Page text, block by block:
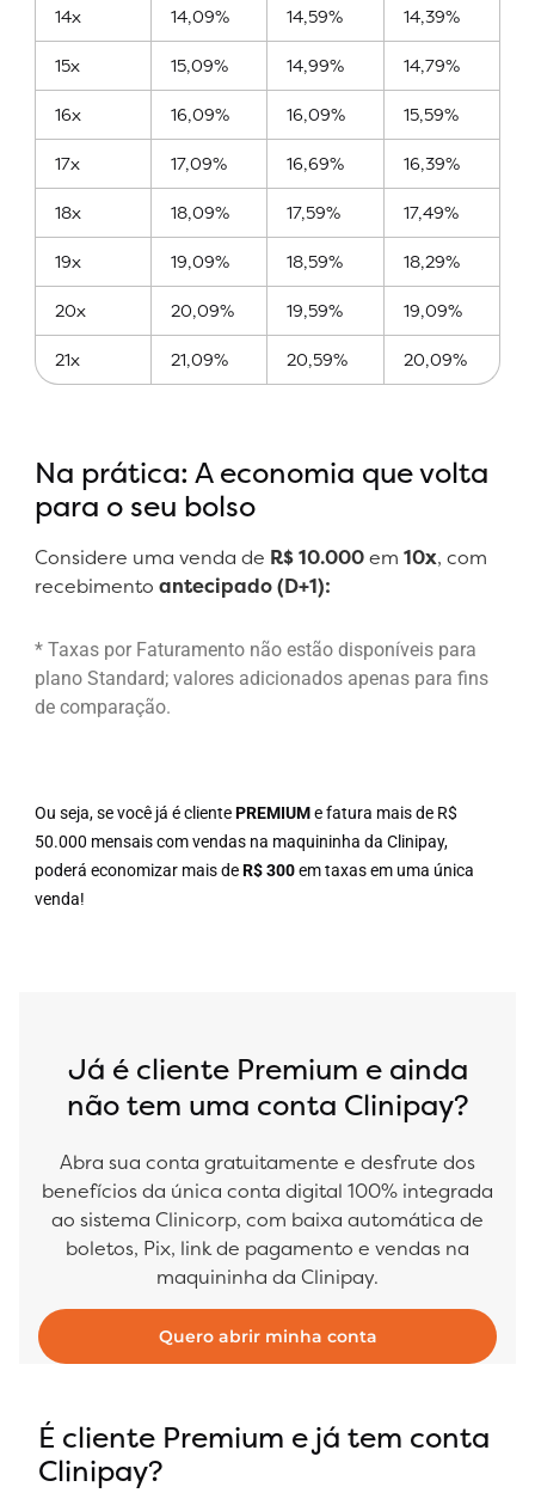
14x 14,09% 14,59% 14,39%
15x 15,09% 14,99% 14,79%
16x 16,09% 16,09% 15,59%
17x 17,09% 16,69% 16,39%
18x 18,09% 17,59% 17,49%
19x 19,09% 18,59% 18,29%
20x 20,09% 19,59% 19,09%
21x 21,09% 20,59% 20,09%
Na prática: A economia que volta
para o seu bolso
Considere uma venda de R$ 10.000em 10x, com
recebimento antecipado (D+1):
* Taxas por Faturamento não estão disponíveis para
plano Standard; valores adicionados apenas para fins
de comparação.
Ou seja, se você já é clientePREMIUMe fatura mais de R$
50.000 mensais com vendas na maquininha da Clinipay,
poderá economizar mais deR$ 300em taxas em uma única
venda!
Já é cliente Premium e ainda
não tem uma conta Clinipay?
Abra sua conta gratuitamente e desfrute dos
benefícios da única conta digital 100% integrada
ao sistema Clinicorp, com baixa automática de
boletos, Pix, link de pagamento e vendas na
maquininha da Clinipay.
Quero abrir minha conta
É cliente Premium e já tem conta
Clinipay?